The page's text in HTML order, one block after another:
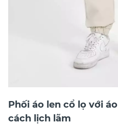
Phối áo len cổ lọ với
cách lịch lãm